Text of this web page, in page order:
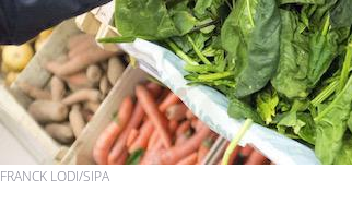
FRANCK LODI/SIPA